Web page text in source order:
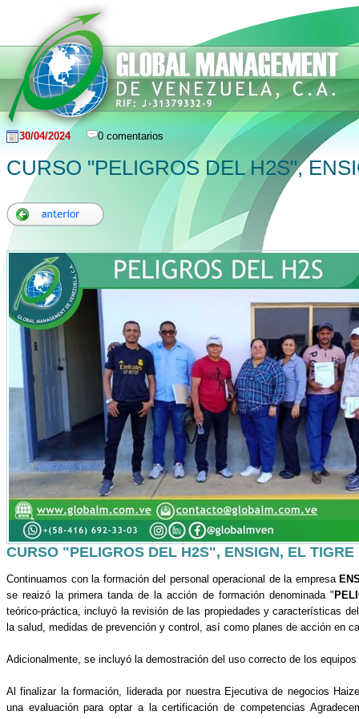
30/04/2024 0 comentarios
CURSO "PELIGROS DEL H2S",
CURSO "PELIGROS DEL H2S", ENSIGN, EL TIGRE
Continuamos con la formación del personal operacional de la empresa
se reaizó la primera tanda de la acción de formación denominada "
teórico-práctica, incluyó la revisión de las propiedades y características
la salud, medidas de prevención y control, así como planes de acción en
Adicionalmente, se incluyó la demostración del uso correcto de los
Al finalizar la formación, liderada por nuestra Ejecutiva de negocios
una evaluación para optar a la certificación de competencias